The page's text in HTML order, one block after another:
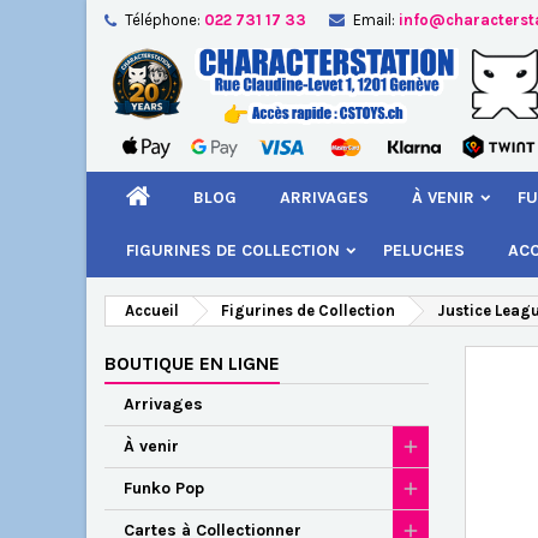
Téléphone: 022 731 17 33 Email:
BLOG ARRIVAGES À VENIR
FIGURINES DE COLLECTION PELUCHES
Accueil Figurines de Collection Justice
BOUTIQUE EN LIGNE
Arrivages
À venir
Funko Pop
Cartes à Collectionner